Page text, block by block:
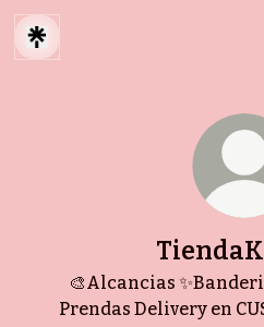
🎨Alcancias
Prendas Delivery en